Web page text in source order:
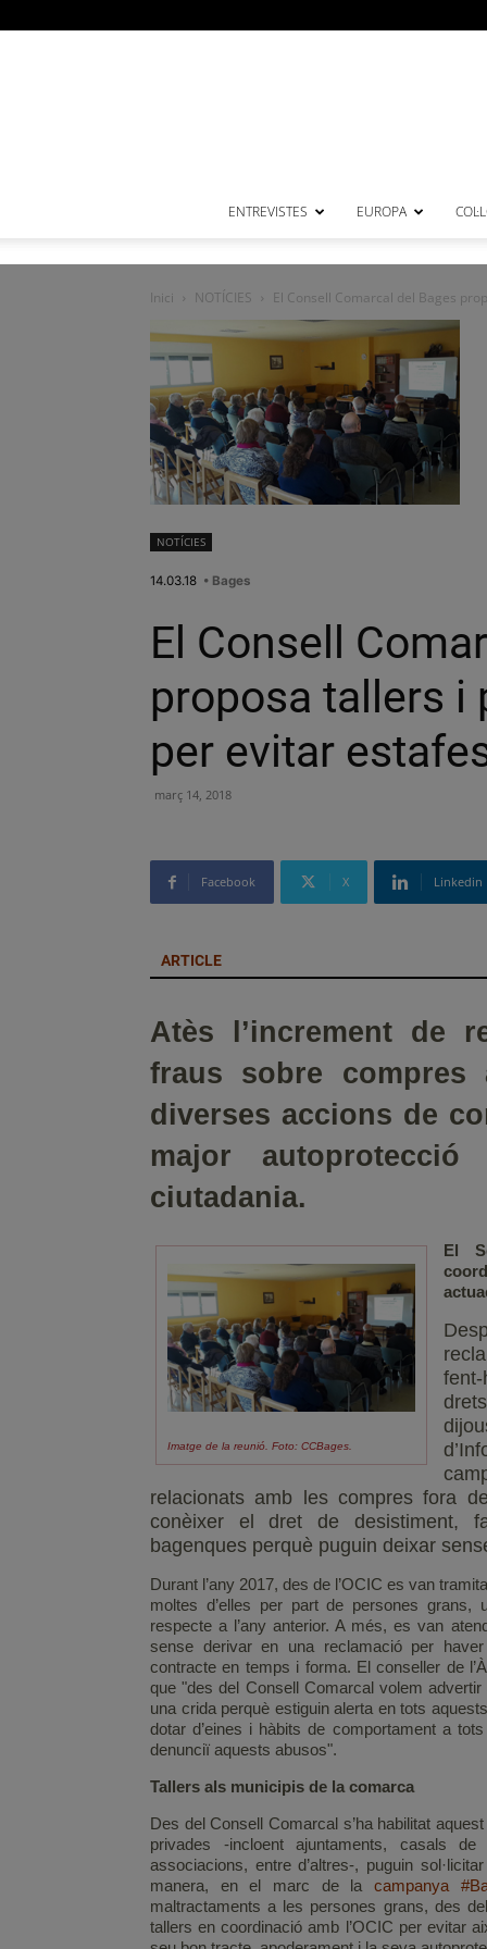
ENTREVISTES EUROPA
Inici NOTÍCIES El Consell Comarcal del Bages
NOTÍCIES
14.03.18 • Bages
El Consell
proposa tallers i
per evitar
març 14, 2018
Facebook X Linkedin
ARTICLE
Atès l’increment de
fraus sobre compres
diverses accions de
major
ciutadania.
Imatge de la reunió. Foto: CCBages.
El
relacionats amb les compres fora
conèixer el dret de desistiment,
bagenques perquè puguin deixar
Durant l’any 2017, des de l’OCIC es van
moltes d’elles per part de persones
respecte a l’any anterior. A més, es van
sense derivar en una reclamació per
contracte en temps i forma. El conseller de
que "des del Consell Comarcal volem
una crida perquè estiguin alerta en tots
dotar d’eines i hàbits de comportament a
denunciï aquests abusos".
Tallers als municipis de la comarca
Des del Consell Comarcal s’ha habilitat
privades -incloent ajuntaments, casals
associacions, entre d’altres-, puguin
manera, en el marc de la campanya
maltractaments a les persones grans, des
tallers en coordinació amb l’OCIC per evitar